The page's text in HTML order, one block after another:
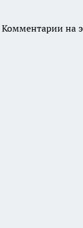
Комментарии на